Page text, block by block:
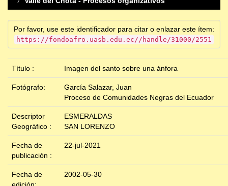
Por favor, use este identificador para citar o enlazar este ítem:
https://fondoafro.uasb.edu.ec//handle/31000/2551
Título : Imagen del santo sobre una ánfora
Fotógrafo:
García Salazar, Juan
Proceso de Comunidades Negras del Ecuador
Descriptor
Geográfico :
ESMERALDAS
SAN LORENZO
Fecha de
publicación :
22-jul-2021
Fecha de
2002-05-30